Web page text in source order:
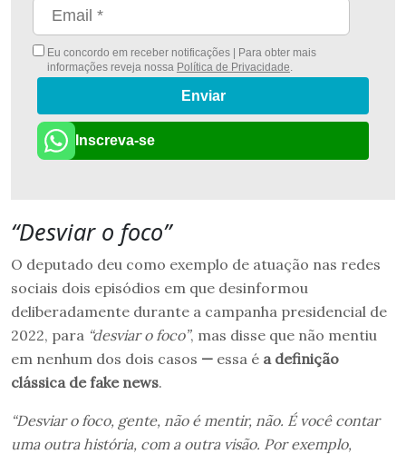
Eu concordo em receber notificações | Para obter mais
informações reveja nossa Política de Privacidade
Enviar
Inscreva-se
“Desviar o foco”
O deputado deu como exemplo de atuação nas redes
sociais dois episódios em que desinformou
deliberadamente durante a campanha presidencial de
2022, para “desviar o foco”, mas disse que não mentiu
em nenhum dos dois casos — essa é a definição
clássica de fake news.
“Desviar o foco, gente, não é mentir, não. É você contar
uma outra história, com a outra visão. Por exemplo,